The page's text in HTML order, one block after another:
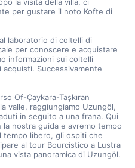
per gustare il noto Kofte di
laboratorio di coltelli di
per conoscere e acquistare
informazioni sui coltelli
Successivamente
Of-Çaykara-Taşkıran
valle, raggiungiamo Uzungöl,
in seguito a una frana. Qui
nostra guida e avremo tempo
tempo libero, gli ospiti che
al tour Bourcistico a Lustra
vista panoramica di Uzungöl.